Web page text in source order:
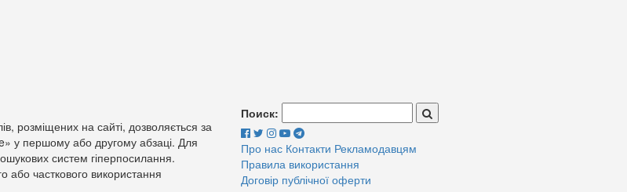
розміщених на сайті, дозволяється за
у першому або другому абзаці. Для
систем гіперпосилання.
або часткового використання
Поиск:
Про нас Контакти Рекламодавцям
Правила використання
Договір публічної оферти